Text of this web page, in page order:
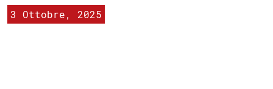
3 Ottobre, 2025